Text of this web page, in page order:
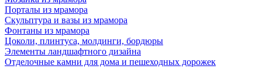
Порталы из мрамора
Скульптура и вазы из мрамора
Фонтаны из мрамора
Цоколи, плинтуса, молдинги, бордюры
Элементы ландшафтного дизайна
Отделочные камни для дома и пешеходных дорожек